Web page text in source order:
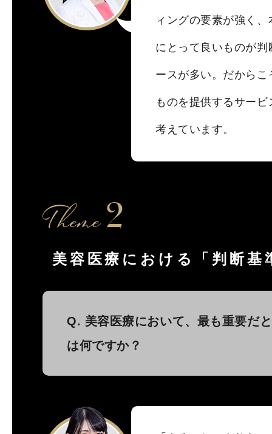
ィングの要素が強く
にとって良いものが判
ースが多い。だからこ
ものを提供するサー
考えています。
Theme2
美容医療における「判断基
Q. 美容医療において、最も重要だ
は何ですか？